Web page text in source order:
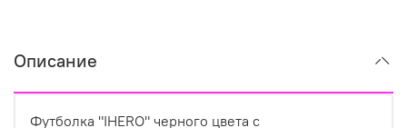
Описание
Футболка "IHERO" черного цвета с